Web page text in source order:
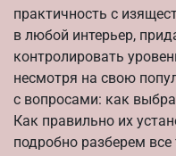
практичность с
в любой интерьер,
контролировать
несмотря на свою
с вопросами: как
Как правильно их
подробно разберем